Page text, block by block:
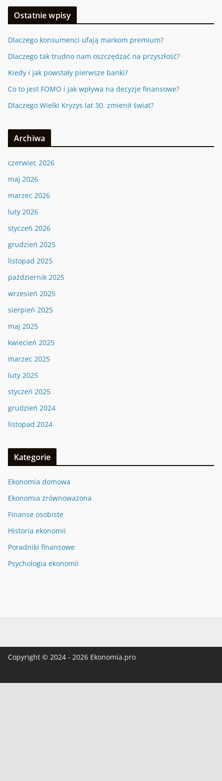
Ostatnie wpisy
Dlaczego konsumenci ufają markom premium?
Dlaczego tak trudno nam oszczędzać na przyszłość?
Kiedy i jak powstały pierwsze banki?
Co to jest FOMO i jak wpływa na decyzje finansowe?
Dlaczego Wielki Kryzys lat 30. zmienił świat?
Archiwa
czerwiec 2026
maj 2026
marzec 2026
luty 2026
styczeń 2026
grudzień 2025
listopad 2025
październik 2025
wrzesień 2025
sierpień 2025
maj 2025
kwiecień 2025
marzec 2025
luty 2025
styczeń 2025
grudzień 2024
listopad 2024
Kategorie
Ekonomia domowa
Ekonomia zrównoważona
Finanse osobiste
Historia ekonomii
Poradniki finansowe
Psychologia ekonomii
Copyright © 2024 - 2026 Ekonomia.pro